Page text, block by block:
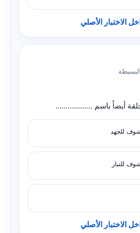
الاختبار الأصلي
البسيطة
أيضاً باسم ...................
للجهد
للتيار
الاختبار الأصلي